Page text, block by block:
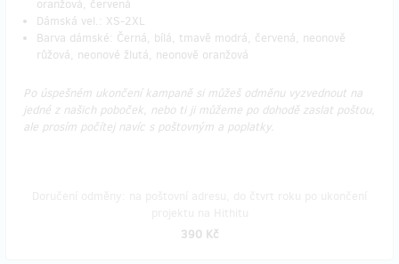
oranžová, červená
Dámská vel.: XS-2XL
Barva dámské: Černá, bílá, tmavě modrá, červená, neonově
růžová, neonové žlutá, neonově oranžová
Po úspešném ukončení kampaně si můžeš odměnu vyzvednout na
jedné z našich poboček, nebo ti ji můžeme po dohodě zaslat poštou,
ale prosím počítej navíc s poštovným a poplatky.
390 Kč